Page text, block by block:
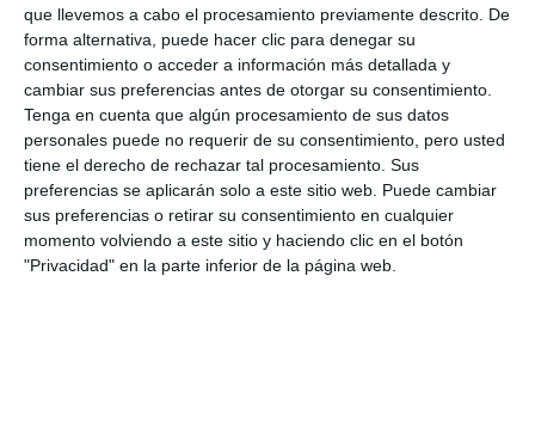
que llevemos a cabo el procesamiento previamente descrito. De
forma alternativa, puede hacer clic para denegar su
consentimiento o acceder a información más detallada y
cambiar sus preferencias antes de otorgar su consentimiento.
Tenga en cuenta que algún procesamiento de sus datos
personales puede no requerir de su consentimiento, pero usted
tiene el derecho de rechazar tal procesamiento. Sus
preferencias se aplicarán solo a este sitio web. Puede cambiar
sus preferencias o retirar su consentimiento en cualquier
momento volviendo a este sitio y haciendo clic en el botón
"Privacidad" en la parte inferior de la página web.